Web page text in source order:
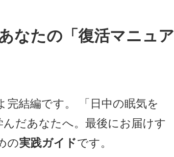
なたの「復活マニュア
完結編です。 「日中の眠気を
だあなたへ。最後にお届けす
の実践ガイドです。